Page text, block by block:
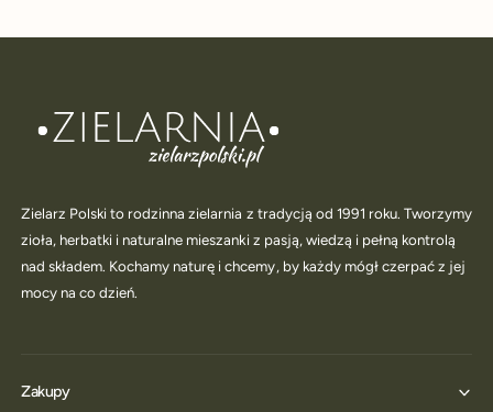
Zielarz Polski to rodzinna zielarnia z tradycją od 1991 roku. Tworzymy
zioła, herbatki i naturalne mieszanki z pasją, wiedzą i pełną kontrolą
nad składem. Kochamy naturę i chcemy, by każdy mógł czerpać z jej
mocy na co dzień.
Zakupy